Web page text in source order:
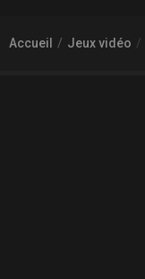
Accueil Jeux vidéo